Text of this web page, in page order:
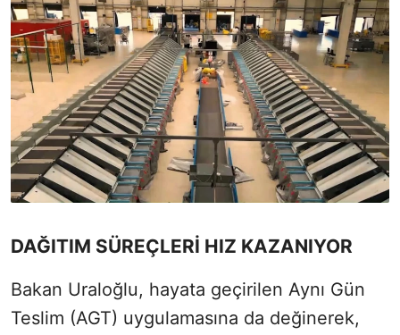
DAĞITIM SÜREÇLERİ HIZ KAZANIYOR
Bakan Uraloğlu, hayata geçirilen Aynı Gün
Teslim (AGT) uygulamasına da değinerek,